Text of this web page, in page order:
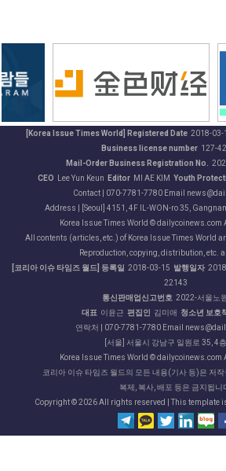
[Korea Issue Times World] Registered Date2018-03-
Business license number127-
Mail-Order Business Registration No.
CEO Lee Yun Keun Editor MI AE KIM Youth
Contact | 070-7781-7780 Email
Address | [Seoul] 4151, 4F IL-WON-ro 35,
Korea Issue Times World © dailycoinews.com
All contents (articles, etc.) of Korea Issue Times World
Reproduction, copying, distribution, etc.
[코리아 이슈 타임즈 월드] 등록일 2018-03-15 발행일자
22143
통신판매업신고번호 2022-서울노
대표 이윤근 편집인 김미애 청소년 보호
연락처 | 070-7781-7780 Email
[서울] 서울시 강남구 일원로 35, 4
Korea Issue Times World © dailycoinews.com
코리아 이슈 타임즈 월드의 모든 내용(기사 등)은 저
복제, 복사, 배포 등은 금지됩니
Copyright ©2026 All rights reserved | This template